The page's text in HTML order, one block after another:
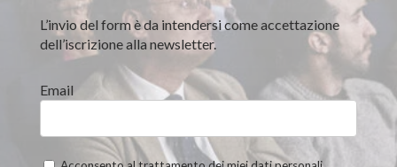
L’invio del form è da intendersi come accettazione
dell’iscrizione alla newsletter.
Email